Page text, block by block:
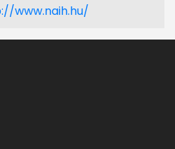
www.naih.hu/